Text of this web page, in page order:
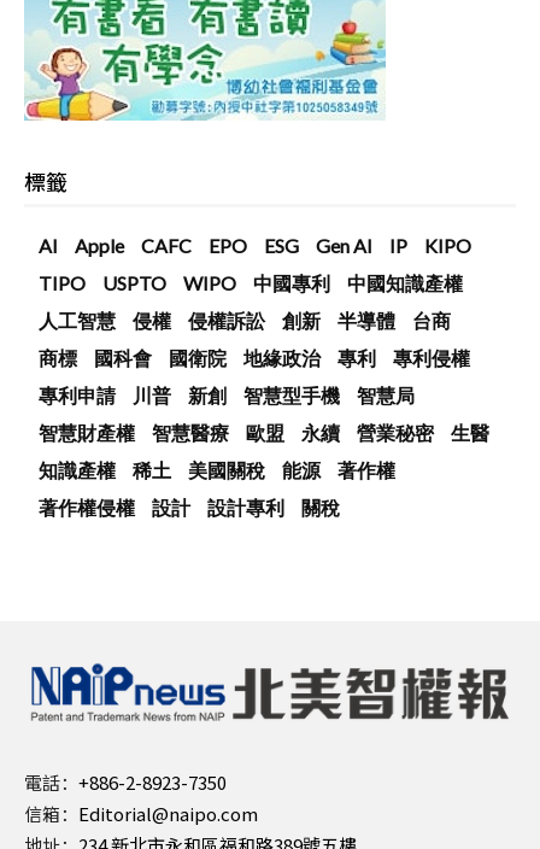
標籤
AI Apple CAFC EPO ESG Gen AI IP
KIPO
TIPO
USPTO WIPO 中國專利
中國知識產權
人工智慧
侵權 侵權訴訟 創新 半導體
台商
商標
國科會 國衛院 地緣政治 專利
專利侵權
專利申請
川普 新創 智慧型手機
智慧局
智慧財產權
智慧醫療 歐盟 永續 營業秘密
生醫
知識產權
稀土 美國關稅 能源
著作權
著作權侵權
設計 設計專利 關稅
電話： +886-2-8923-7350
信箱： Editorial@naipo.com